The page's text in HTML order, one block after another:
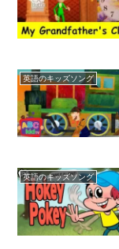
英語のキッズソング
英語のキッズソング